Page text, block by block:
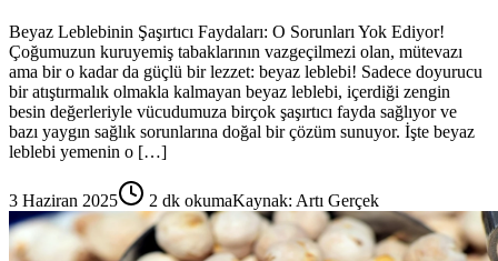
Beyaz Leblebinin Şaşırtıcı Faydaları: O Sorunları Yok Ediyor!
Çoğumuzun kuruyemiş tabaklarının vazgeçilmezi olan, mütevazı
ama bir o kadar da güçlü bir lezzet: beyaz leblebi! Sadece doyurucu
bir atıştırmalık olmakla kalmayan beyaz leblebi, içerdiği zengin
besin değerleriyle vücudumuza birçok şaşırtıcı fayda sağlıyor ve
bazı yaygın sağlık sorunlarına doğal bir çözüm sunuyor. İşte beyaz
leblebi yemenin o […]
3 Haziran 2025 2 dk okumaKaynak: Artı Gerçek